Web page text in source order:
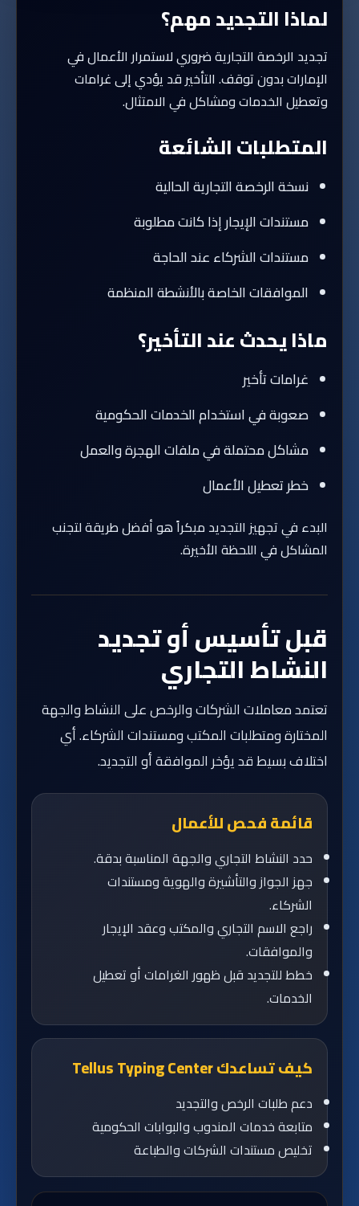
لماذا التجديد مهم؟
تجديد الرخصة التجارية ضروري لاستمرار الأعمال في
الإمارات بدون توقف. التأخير قد يؤدي إلى غرامات
وتعطيل الخدمات ومشاكل في الامتثال.
المتطلبات الشائعة
نسخة الرخصة التجارية الحالية
مستندات الإيجار إذا كانت مطلوبة
مستندات الشركاء عند الحاجة
الموافقات الخاصة بالأنشطة المنظمة
ماذا يحدث عند التأخير؟
غرامات تأخير
صعوبة في استخدام الخدمات الحكومية
مشاكل محتملة في ملفات الهجرة والعمل
خطر تعطيل الأعمال
البدء في تجهيز التجديد مبكراً هو أفضل طريقة لتجنب
المشاكل في اللحظة الأخيرة.
قبل تأسيس أو تجديد
النشاط التجاري
تعتمد معاملات الشركات والرخص على النشاط والجهة
المختارة ومتطلبات المكتب ومستندات الشركاء. أي
اختلاف بسيط قد يؤخر الموافقة أو التجديد.
قائمة فحص للأعمال
حدد النشاط التجاري والجهة المناسبة بدقة.
جهز الجواز والتأشيرة والهوية ومستندات
الشركاء.
راجع الاسم التجاري والمكتب وعقد الإيجار
والموافقات.
خطط للتجديد قبل ظهور الغرامات أو تعطيل
الخدمات.
كيف تساعدك Tellus Typing Center
دعم طلبات الرخص والتجديد
متابعة خدمات المندوب والبوابات الحكومية
تخليص مستندات الشركات والطباعة